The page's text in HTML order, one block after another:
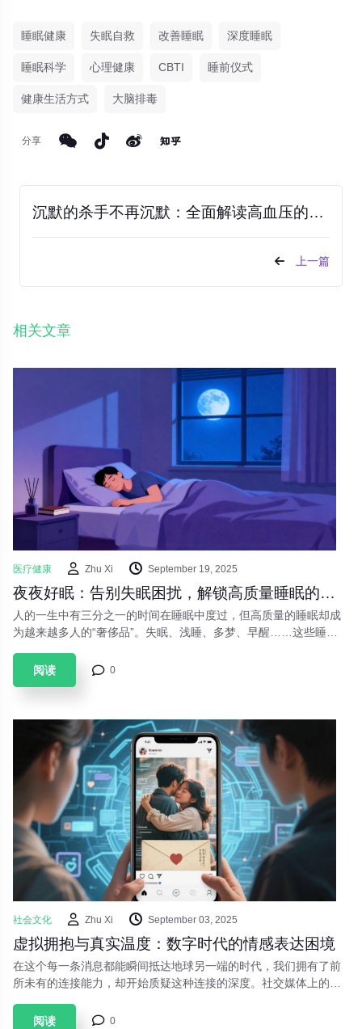
睡眠健康 失眠自救 改善睡眠 深度睡眠
睡眠科学 心理健康 CBTI 睡前仪式
健康生活方式 大脑排毒
分享
沉默的杀手不再沉默：全面解读高血压的防与治
上一篇
相关文章
医疗健康 Zhu Xi September 19, 2025
夜夜好眠：告别失眠困扰，解锁高质量睡眠的科学指南
人的一生中有三分之一的时间在睡眠中度过，但高质量的睡眠却成
为越来越多人的“奢侈品”。失眠、浅睡、多梦、早醒……这些睡眠
是身体的休息，更是大脑修复、记忆巩固、激素调节的关键过程。
本文将带您深入探究睡眠的奥秘，并提供实用策略，助您重获婴儿
阅读 0
社会文化 Zhu Xi September 03, 2025
虚拟拥抱与真实温度：数字时代的情感表达困境
在这个每一条消息都能瞬间抵达地球另一端的时代，我们拥有了前
所未有的连接能力，却开始质疑这种连接的深度。社交媒体上的点
达的新图景。当我们用“哈哈哈”代替开怀大笑，用爱心表情替代真
阅读 0